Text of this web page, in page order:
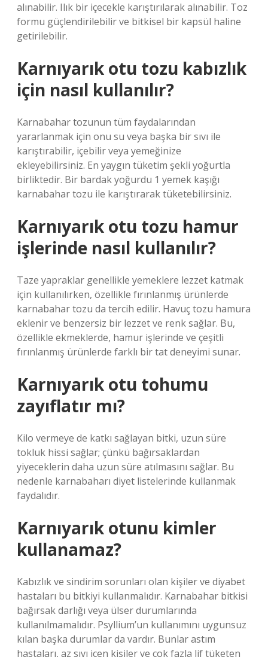
alınabilir. Ilık bir içecekle karıştırılarak alınabilir. Toz
formu güçlendirilebilir ve bitkisel bir kapsül haline
getirilebilir.
Karnıyarık otu tozu kabızlık
için nasıl kullanılır?
Karnabahar tozunun tüm faydalarından
yararlanmak için onu su veya başka bir sıvı ile
karıştırabilir, içebilir veya yemeğinize
ekleyebilirsiniz. En yaygın tüketim şekli yoğurtla
birliktedir. Bir bardak yoğurdu 1 yemek kaşığı
karnabahar tozu ile karıştırarak tüketebilirsiniz.
Karnıyarık otu tozu hamur
işlerinde nasıl kullanılır?
Taze yapraklar genellikle yemeklere lezzet katmak
için kullanılırken, özellikle fırınlanmış ürünlerde
karnabahar tozu da tercih edilir. Havuç tozu hamura
eklenir ve benzersiz bir lezzet ve renk sağlar. Bu,
özellikle ekmeklerde, hamur işlerinde ve çeşitli
fırınlanmış ürünlerde farklı bir tat deneyimi sunar.
Karnıyarık otu tohumu
zayıflatır mı?
Kilo vermeye de katkı sağlayan bitki, uzun süre
tokluk hissi sağlar; çünkü bağırsaklardan
yiyeceklerin daha uzun süre atılmasını sağlar. Bu
nedenle karnabaharı diyet listelerinde kullanmak
faydalıdır.
Karnıyarık otunu kimler
kullanamaz?
Kabızlık ve sindirim sorunları olan kişiler ve diyabet
hastaları bu bitkiyi kullanmalıdır. Karnabahar bitkisi
bağırsak darlığı veya ülser durumlarında
kullanılmamalıdır. Psyllium’un kullanımını uygunsuz
kılan başka durumlar da vardır. Bunlar astım
hastaları, az sıvı içen kişiler ve çok fazla lif tüketen